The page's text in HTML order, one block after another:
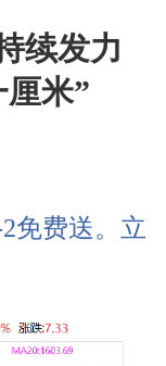
续发力
米”
免费送。立